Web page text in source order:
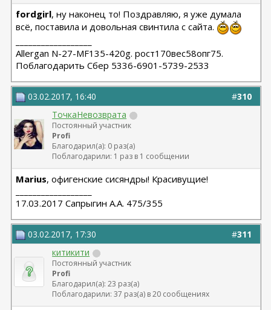
fordgirl, ну наконец то! Поздравляю, я уже думала
всё, поставила и довольная свинтила с сайта.
Allergan N-27-MF135-420g. рост170вес58опг75.
Поблагодарить Сбер 5336-6901-5739-2533
#310
03.02.2017, 16:40
ТочкаНевозврата
Постоянный участник
Profi
Благодарил(а): 0 раз(а)
Поблагодарили: 1 раз в 1 сообщении
Marius, офигенские сисяндры! Красивущие!
17.03.2017 Сапрыгин А.А. 475/355
#311
03.02.2017, 17:30
китикити
Постоянный участник
Profi
Благодарил(а): 23 раз(а)
Поблагодарили: 37 раз(а) в 20 сообщениях